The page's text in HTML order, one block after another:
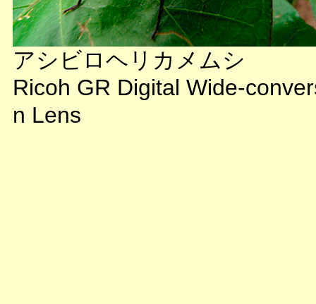
アシビロヘリカメムシ
Ricoh GR Digital Wide-
n Lens